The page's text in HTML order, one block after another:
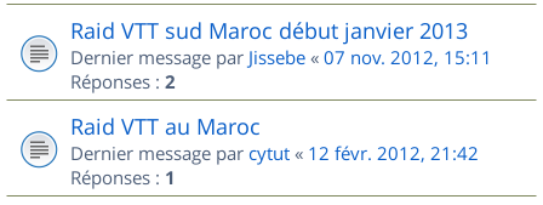
Raid VTT sud Maroc début janvier 2013
Dernier message par Jissebe « 07 nov. 2012, 15:11
Réponses : 2
Raid VTT au Maroc
Dernier message par cytut « 12 févr. 2012, 21:42
Réponses : 1